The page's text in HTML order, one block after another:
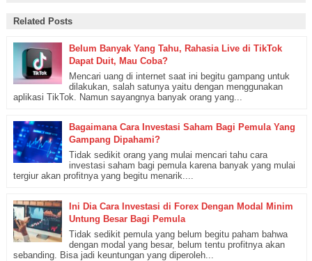
Related Posts
Belum Banyak Yang Tahu, Rahasia Live di TikTok
Dapat Duit, Mau Coba?
Mencari uang di internet saat ini begitu gampang untuk
dilakukan, salah satunya yaitu dengan menggunakan
aplikasi TikTok. Namun sayangnya banyak orang yang...
Bagaimana Cara Investasi Saham Bagi Pemula Yang
Gampang Dipahami?
Tidak sedikit orang yang mulai mencari tahu cara
investasi saham bagi pemula karena banyak yang mulai
tergiur akan profitnya yang begitu menarik....
Ini Dia Cara Investasi di Forex Dengan Modal Minim
Untung Besar Bagi Pemula
Tidak sedikit pemula yang belum begitu paham bahwa
dengan modal yang besar, belum tentu profitnya akan
sebanding. Bisa jadi keuntungan yang diperoleh...